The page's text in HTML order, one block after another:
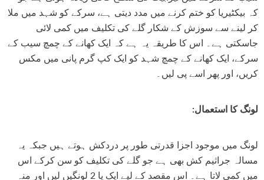
کہ بیکٹیریا کو ختم کرنے میں مدد دیتی ہے، سرکے کو شہد میں ملا
کر لینے سے سوزش کے شکار گلے کی تکلیف میں کمی لائی
جاسکتی ہے۔ اس کا طریقہ یہ ہے کہ ایک کھانے کے چمچ سیب کے
سرکے، ایک کھانے کے چمچ شہد کو ایک کپ گرم پانی میں مکس
کریں، اور پھر اسے پی لیں۔
لونگ کا استعمال:
لونگ میں موجود اجزا قدرتی طور پر دردکش ہوتے ہیں جبکہ یہ
مسالہ جراثیم کش بھی ہے جو گلے کی تکلیف کو سن کرکے اس
میں کمی لاتا ہے۔ اس مقصد کے لیے ایک یا 2 لونگیں لیں اور منہ